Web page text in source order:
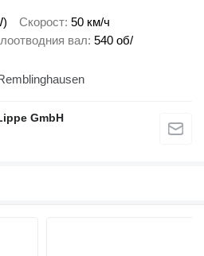
Скорост 50 км/ч
вал 540 об/
GmbH